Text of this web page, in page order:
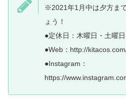
※2021年1月中は夕方ま
ょう！
●定休日：木曜日・土曜日
●Web：http://
●Instagram：
https://